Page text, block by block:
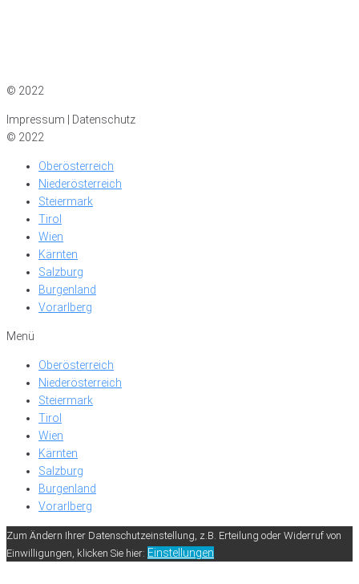
© 2022
Impressum | Datenschutz
© 2022
Oberösterreich
Niederösterreich
Steiermark
Tirol
Wien
Kärnten
Salzburg
Burgenland
Vorarlberg
Menü
Oberösterreich
Niederösterreich
Steiermark
Tirol
Wien
Kärnten
Salzburg
Burgenland
Vorarlberg
Zum Ändern Ihrer Datenschutzeinstellung, z.B. Erteilung oder Widerruf von
Einwilligungen, klicken Sie hier: Einstellungen